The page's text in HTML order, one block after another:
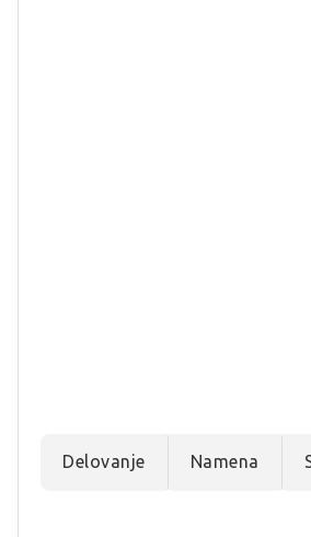
Delovanje Namena